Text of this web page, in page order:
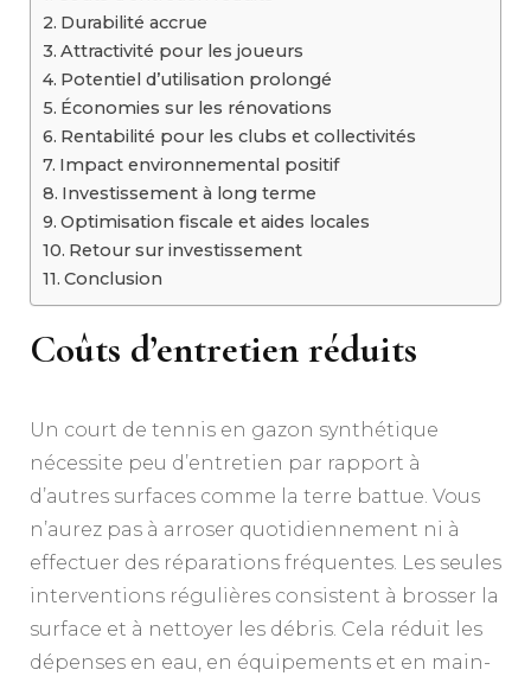
Durabilité accrue
Attractivité pour les joueurs
Potentiel d’utilisation prolongé
Économies sur les rénovations
Rentabilité pour les clubs et collectivités
Impact environnemental positif
Investissement à long terme
Optimisation fiscale et aides locales
Retour sur investissement
Conclusion
Coûts d’entretien réduits
Un court de tennis en gazon synthétique
nécessite peu d’entretien par rapport à
d’autres surfaces comme la terre battue. Vous
n’aurez pas à arroser quotidiennement ni à
effectuer des réparations fréquentes. Les seules
interventions régulières consistent à brosser la
surface et à nettoyer les débris. Cela réduit les
dépenses en eau, en équipements et en main-